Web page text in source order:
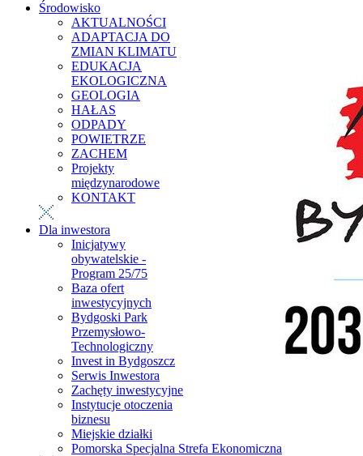
Środowisko
AKTUALNOŚCI
ADAPTACJA DO
ZMIAN KLIMATU
EDUKACJA
EKOLOGICZNA
GEOLOGIA
HAŁAS
ODPADY
POWIETRZE
ZACHEM
Projekty
międzynarodowe
KONTAKT
Dla inwestora
Inicjatywy
obywatelskie -
Program 25/75
Baza ofert
inwestycyjnych
Bydgoski Park
Przemysłowo-
Technologiczny
Invest in Bydgoszcz
Serwis Inwestora
Zachęty inwestycyjne
Instytucje otoczenia
biznesu
Miejskie działki
Pomorska Specjalna Strefa Ekonomiczna